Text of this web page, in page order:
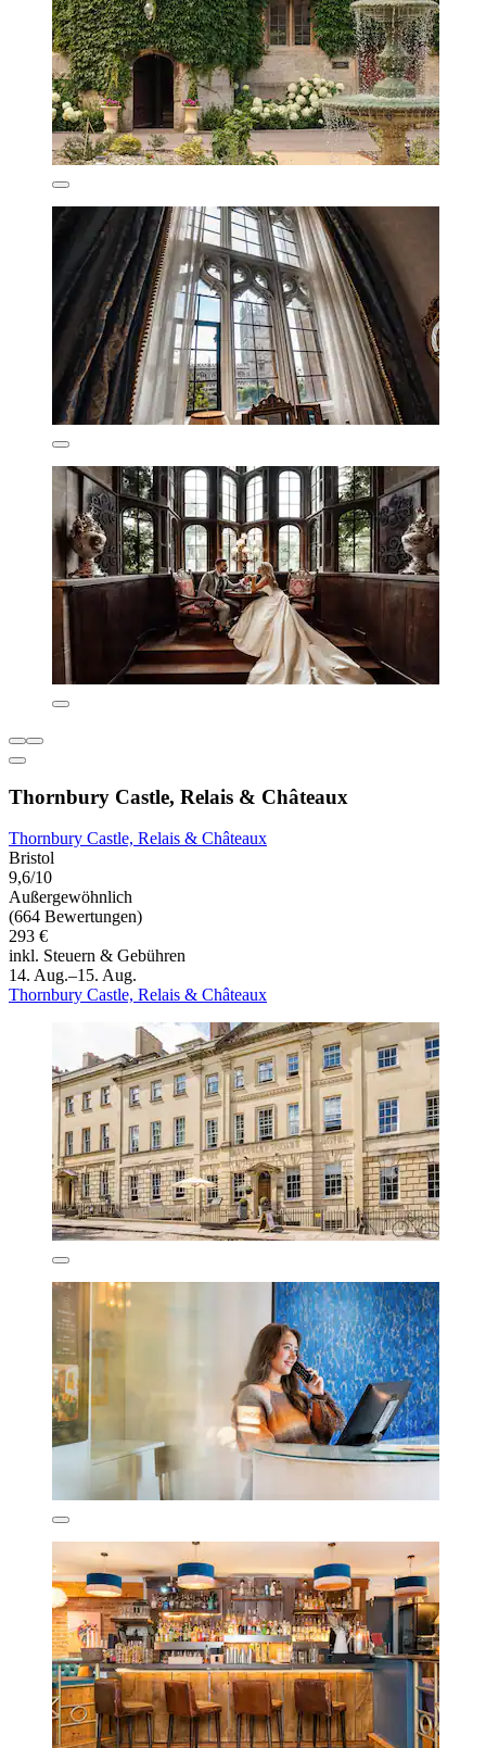
Thornbury Castle, Relais & Châteaux
Thornbury Castle, Relais & Châteaux
Bristol
9,6/10
Außergewöhnlich
(664 Bewertungen)
293 €
inkl. Steuern & Gebühren
14. Aug.–15. Aug.
Thornbury Castle, Relais & Châteaux